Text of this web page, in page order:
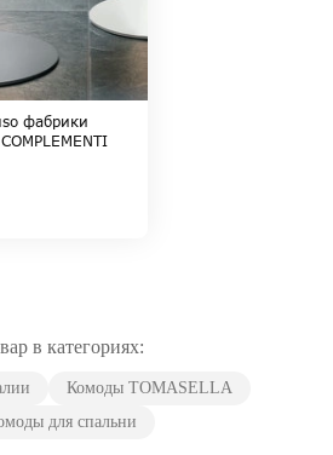
фабрики
в категориях:
Комоды TOMASELLA
для спальни